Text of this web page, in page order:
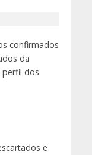
confirmados
da
perfil dos
e